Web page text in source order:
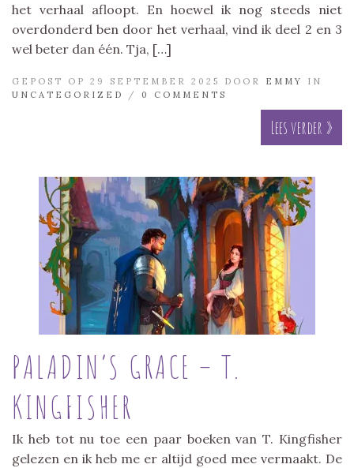
het verhaal afloopt. En hoewel ik nog steeds niet
overdonderd ben door het verhaal, vind ik deel 2 en 3
wel beter dan één. Tja, […]
GEPOST OP 29 SEPTEMBER 2025 DOOR EMMY
IN
UNCATEGORIZED
/ 0 COMMENTS
Lees verder »
PALADIN’S GRACE – T.
KINGFISHER
Ik heb tot nu toe een paar boeken van T. Kingfisher
gelezen en ik heb me er altijd goed mee vermaakt. De